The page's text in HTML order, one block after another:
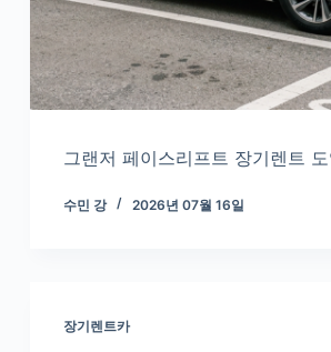
그랜저 페이스리프트 장기렌트
수민 강 2026년 07월 16일
장기렌트카